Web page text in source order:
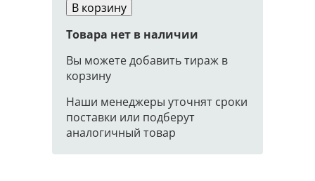
В корзину
Товара нет в наличии
Вы можете добавить тираж в
корзину
Наши менеджеры уточнят сроки
поставки или подберут
аналогичный товар